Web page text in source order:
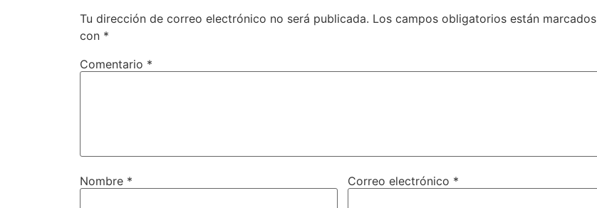
Tu dirección de correo electrónico no será publicada. Los campos obligatorios están marcados
con *
Comentario *
Nombre * Correo electrónico *